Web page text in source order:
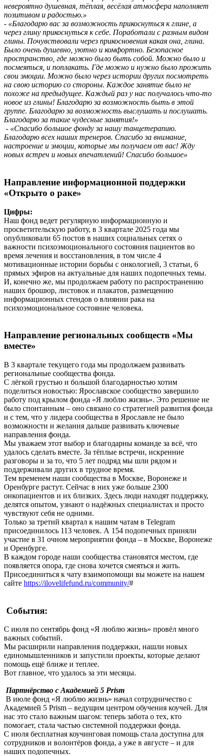
невероятно душевная, тёплая, весёлая атмосфера наполняет
позитивом и радостью.»
- «Благодарю вас за возможность прикоснуться к глине, а
через глину прикоснуться к себе. Поработали с разным видом
глины. Почувствовали через прикосновения какая она, глина.
Было очень душевно, уютно и комфортно. Безопасное
пространство, где можно было быть собой. Можно было и
посмеяться, и поплакать. Где можно и нужно было прожить
свои эмоции. Можно было через истории других посмотреть
на свою историю со стороны. Каждое занятие было не
похоже на предыдущее. Каждый раз у нас получалось что-то
новое из глины! Благодарю за возможность быть в этой
группе. Благодарю за возможность выслушать и послушать.
Благодарю за такие чудесные занятия!»
- «Спасибо большое фонду за нашу танцетерапию.
Благодарю всех наших тренеров. Спасибо за внимание,
настроение и эмоции, которые мы получаем от вас! Жду
новых встреч и новых впечатлений! Спасибо большое»
Направление информационной поддержки
«Открыто о раке»
Цифры:
Наш фонд ведет регулярную информационную и
просветительскую работу, в 3 квартале 2025 года мы
опубликовали 65 постов в наших социальных сетях о
важности психоэмоционального состояния пациентов во
время лечения и восстановления, в том числе 4
мотивационные истории борьбы с онкологией, 3 статьи, 6
прямых эфиров на актуальные для наших подопечных темы.
И, конечно же, мы продолжаем работу по распространению
наших брошюр, листовок и плакатов, размещению
информационных стендов о влиянии рака на
психоэмоциональное состояние человека.
Направление региональных сообществ «Мы
вместе»
В 3 квартале текущего года мы продолжаем развивать
региональные сообщества фонда.
С лёгкой грустью и большой благодарностью хотим
поделиться новостью: Ярославское сообщество завершило
работу под крылом фонда «Я люблю жизнь». Это решение не
было спонтанным – оно связано со стратегией развития фонда
и с тем, что у лидера сообщества в Ярославле не было
возможности и желания дальше развивать ключевые
направления фонда.
Мы уважаем этот выбор и благодарны команде за всё, что
удалось сделать вместе. За тёплые встречи, искренние
разговоры и за то, что 5 лет подряд мы шли рядом и
поддерживали других в трудное время.
Тем временем наши сообщества в Москве, Воронеже и
Оренбурге растут. Сейчас в них уже больше 2300
онкопациентов и их близких. Здесь люди находят поддержку,
делятся опытом, узнают о надёжных специалистах и просто
чувствуют себя не одними.
Только за третий квартал к нашим чатам в Telegram
присоединилось 113 человек. А 154 подопечных приняли
участие в 31 очном мероприятии фонда – в Москве, Воронеже
и Оренбурге.
В каждом городе наши сообщества становятся местом, где
появляется опора, где снова хочется смеяться и жить.
Присоединиться к чату взаимопомощи вы можете на нашем
сайте https://ilovelifefund.ru/community/#
События:
С июля по сентябрь фонд «Я люблю жизнь» провёл много
важных событий.
Мы расширили направления поддержки, нашли новых
единомышленников и запустили проекты, которые делают
помощь ещё ближе и теплее.
Вот главное, что удалось за эти месяцы.
Партнёрство с Академией 5 Prism
В июле фонд «Я люблю жизнь» начал сотрудничество с
Академией 5 Prism – ведущим центром обучения коучей. Для
нас это стало важным шагом: теперь забота о тех, кто
помогает, стала частью системной поддержки фонда.
С июля бесплатная коучинговая помощь стала доступна для
сотрудников и волонтёров фонда, а уже в августе – и для
наших подопечных.